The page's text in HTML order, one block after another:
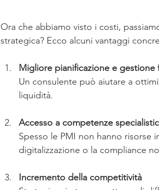
Ora che abbiamo visto i costi,
strategica? Ecco alcuni vantaggi
Migliore pianificazione e gestione
Un consulente può aiutare a
liquidità.
Accesso a competenze
Spesso le PMI non hanno risorse
digitalizzazione o la compliance
Incremento della competitività